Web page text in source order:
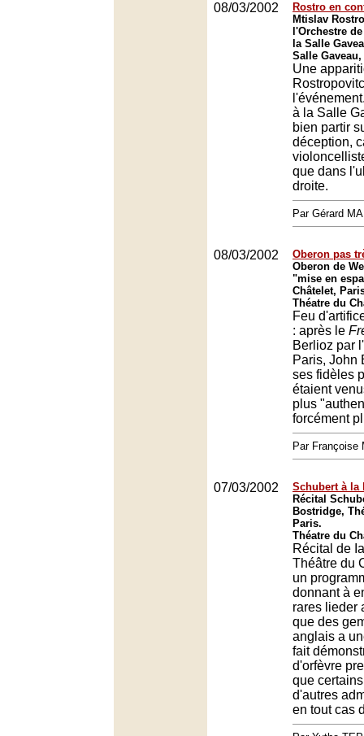
08/03/2002
Rostro en
Mtislav
l'Orchestre
la Salle
Salle
Une
à la Salle
bien partir
déception,
que dans
droite.
Par Gérard
08/03/2002
Oberon pas
Oberon de
"mise en
Châtelet,
Théatre du
Feu
: après le
Berlioz par
Paris, John
ses fidèles
étaient
plus
forcément
Par Françoise
07/03/2002
Schubert à la
Récital
Bostridge,
Paris.
Théatre du
Récital de
Théâtre du
un
donnant à
rares lieder
que des
anglais a
fait
d'orfèvre
que
d'autres
en tout cas